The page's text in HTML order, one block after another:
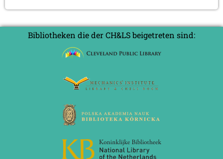
Bibliotheken die der CH&LS beigetreten sind: